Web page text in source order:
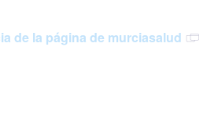
de la página de murciasalud